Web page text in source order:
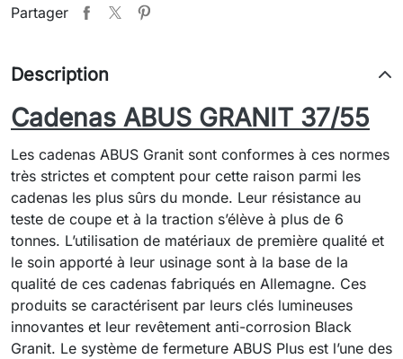
Partager
Description
Cadenas ABUS GRANIT 37/55
Les cadenas ABUS Granit sont conformes à ces normes
très strictes et comptent pour cette raison parmi les
cadenas les plus sûrs du monde. Leur résistance au
teste de coupe et à la traction s’élève à plus de 6
tonnes. L’utilisation de matériaux de première qualité et
le soin apporté à leur usinage sont à la base de la
qualité de ces cadenas fabriqués en Allemagne. Ces
produits se caractérisent par leurs clés lumineuses
innovantes et leur revêtement anti-corrosion Black
Granit. Le système de fermeture ABUS Plus est l’une des